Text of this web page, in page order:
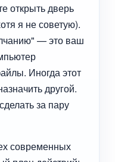
открыть дверь
я не советую).
— это ваш
Иногда этот
другой.
за пару
современных